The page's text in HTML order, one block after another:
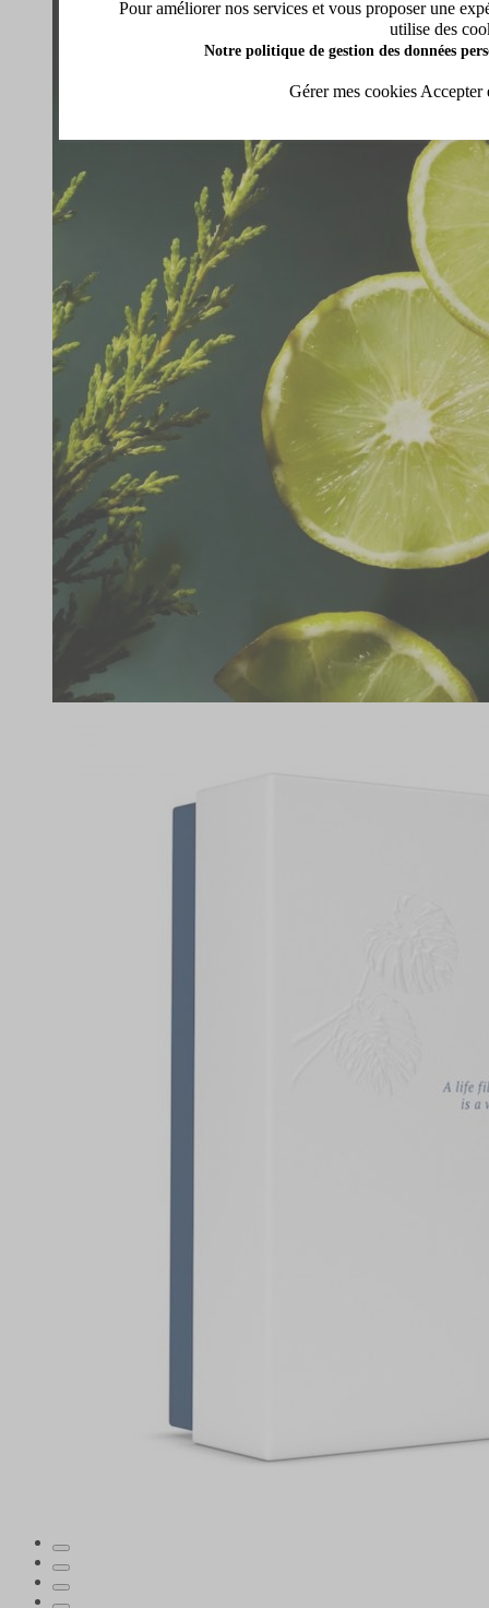
Pour améliorer nos services et vous proposer une
utilise des
Notre politique de gestion des données
Gérer mes cookies Accepter